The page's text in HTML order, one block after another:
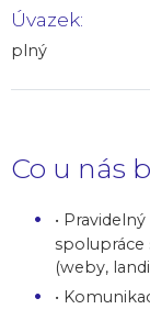
Úvazek:
plný
Co u nás
•
spolupráce
(weby,
•